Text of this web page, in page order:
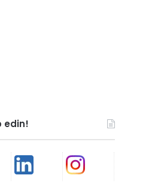
edin!